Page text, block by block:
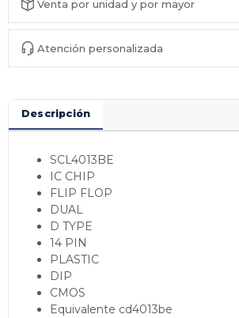
Venta por unidad y por mayor
Atención personalizada
Descripción
SCL4013BE
IC CHIP
FLIP FLOP
DUAL
D TYPE
14 PIN
PLASTIC
DIP
CMOS
Equivalente cd4013be